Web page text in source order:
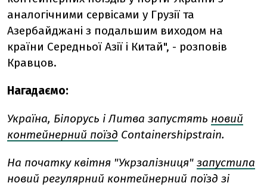
аналогічними сервісами у Грузії та
Азербайджані з подальшим виходом на
країни Середньої Азії і Китай", - розповів
Кравцов.
Нагадаємо:
Україна, Білорусь і Литва запустять новий
контейнерний поїзд Containershipstrain.
На початку квітня "Укрзалізниця" запустила
новий регулярний контейнерний поїзд зі